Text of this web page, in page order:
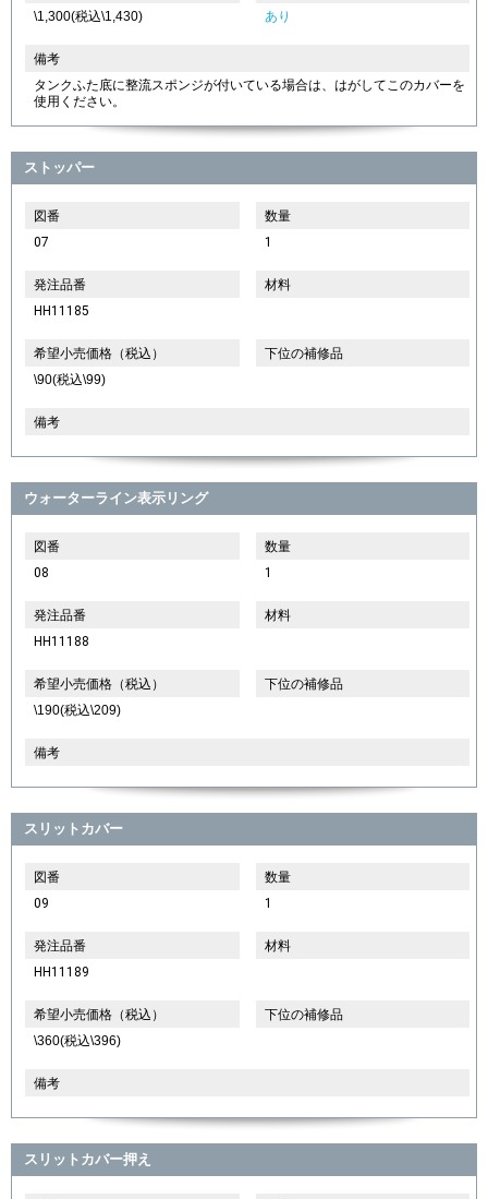
\1,300(税込\1,430) あり
備考
タンクふた底に整流スポンジが付いている場合は、はがしてこのカバーを
使用ください。
ストッパー
図番
07
数量
1
発注品番
HH11185
材料
希望小売価格（税込）
\90(税込\99)
下位の補修品
備考
ウォーターライン表示リング
図番
08
数量
1
発注品番
HH11188
材料
希望小売価格（税込）
\190(税込\209)
下位の補修品
備考
スリットカバー
図番
09
数量
1
発注品番
HH11189
材料
希望小売価格（税込）
\360(税込\396)
下位の補修品
備考
スリットカバー押え